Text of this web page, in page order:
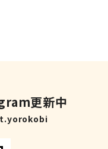
更新中